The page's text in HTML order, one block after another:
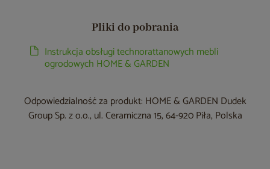
Pliki do pobrania
Instrukcja obsługi technorattanowych mebli
ogrodowych HOME & GARDEN
Odpowiedzialność za produkt: HOME & GARDEN Dudek
Group Sp. z o.o., ul. Ceramiczna 15, 64-920 Piła, Polska